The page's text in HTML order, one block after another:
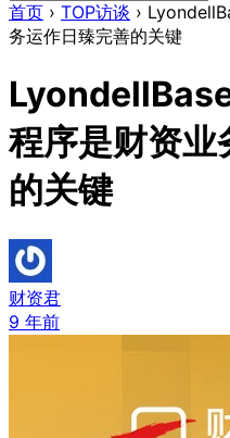
首页 › TOP访谈 ›
务运作日臻完善的关键
程序是财资业
的关键
财资君
9 年前